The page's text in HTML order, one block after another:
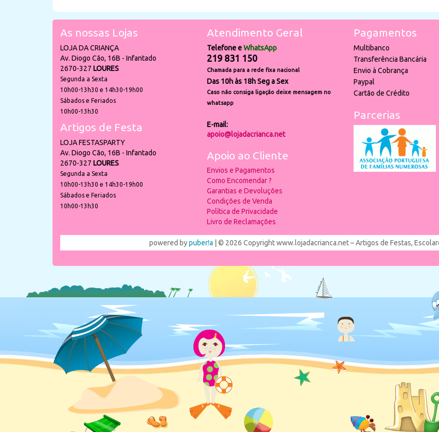
As nossas Lojas
LOJA DA CRIANÇA
Av. Diogo Cão, 16B - Infantado
2670-327 LOURES
Segunda a Sexta
10h00-13h30 e 14h30-19h00
Sábados e Feriados
10h00-13h30
Artigos de Festa
LOJA FESTASPARTY
Av. Diogo Cão, 16B - Infantado
2670-327 LOURES
Segunda a Sexta
10h00-13h30 e 14h30-19h00
Sábados e Feriados
10h00-13h30
Atendimento Geral
Telefone eWhatsApp
219 831 150
Chamada para a rede fixa nacional
Das 10h às 18h Seg a Sex
Caso não consiga ligação deixe mensagem no
whatsapp
E-mail:
apoio@lojadacrianca.net
Apoio ao Cliente
Envios e Pagamentos
Como Encomendar ?
Garantias e Devoluções
Condições de Venda
Política de Privacidade
Livro de Reclamações
Pagamentos
Multibanco
Transferência Bancária
Envio à Cobrança
Paypal
Cartão de Crédito
Parcerias
powered bypuber!a | © 2026 Copyright www.lojadacrianca.net – Artigos de Festas,